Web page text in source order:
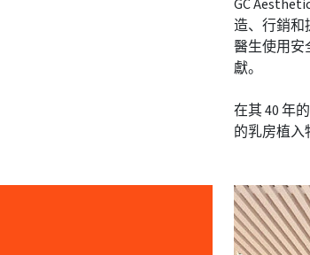
GC
造、行銷和
醫生使用安
獻。
在其 40 年
的乳房植入